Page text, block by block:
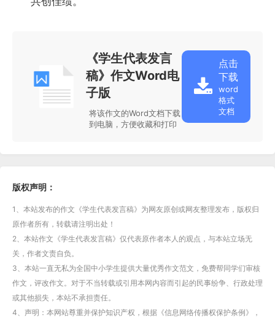
《学生代表发言
稿》作文Word电
子版
将该作文的Word文档下载
到电脑，方便收藏和打印
点击
下载
word
格式
文档
版权声明：
1、本站发布的作文《学生代表发言稿》为网友原创或网友整理发布，版权归
原作者所有，转载请注明出处！
2、本站作文《学生代表发言稿》仅代表原作者本人的观点，与本站立场无
关，作者文责自负。
3、本站一直无私为全国中小学生提供大量优秀作文范文，免费帮同学们审核
作文，评改作文。对于不当转载或引用本网内容而引起的民事纷争、行政处理
或其他损失，本站不承担责任。
4、声明：本网站尊重并保护知识产权，根据《信息网络传播权保护条例》，